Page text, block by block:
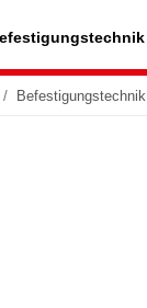
Befestigungstechnik